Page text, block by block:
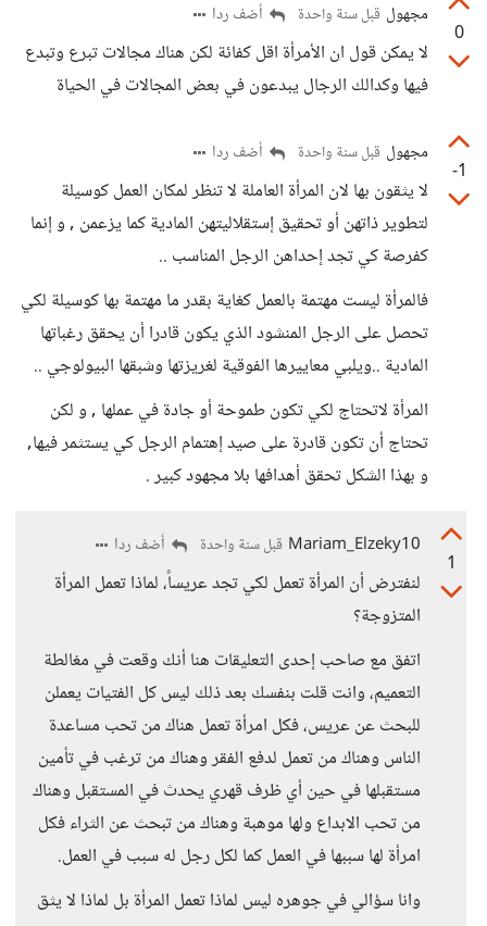
0
مجهول قبل سنة واحدة أضف ردا
لا يمكن قول ان الأمرأة اقل كفائة لكن هناك مجالات تبرع وتبدع
فيها وكدالك الرجال يبدعون في بعض المجالات في الحياة
-1
مجهول قبل سنة واحدة أضف ردا
لا يثقون بها لان المرأة العاملة لا تنظر لمكان العمل كوسيلة
لتطوير ذاتهن أو تحقيق إستقلاليتهن المادية كما يزعمن , و إنما
كفرصة كي تجد إحداهن الرجل المناسب ..
فالمرأة ليست مهتمة بالعمل كغاية بقدر ما مهتمة بها كوسيلة لكي
تحصل على الرجل المنشود الذي يكون قادرا أن يحقق رغباتها
المادية ..ويلبي معاييرها الفوقية لغريزتها وشبقها البيولوجي ..
المرأة لاتحتاج لكي تكون طموحة أو جادة في عملها , و لكن
تحتاج أن تكون قادرة على صيد إهتمام الرجل كي يستثمر فيها,
و بهذا الشكل تحقق أهدافها بلا مجهود كبير .
1
Mariam_Elzeky10 قبل سنة واحدة أضف ردا
لنفترض أن المرأة تعمل لكي تجد عريساً، لماذا تعمل المرأة
المتزوجة؟
اتفق مع صاحب إحدى التعليقات هنا أنك وقعت في مغالطة
التعميم، وانت قلت بنفسك بعد ذلك ليس كل الفتيات يعملن
للبحث عن عريس، فكل امرأة تعمل هناك من تحب مساعدة
الناس وهناك من تعمل لدفع الفقر وهناك من ترغب في تأمين
مستقبلها في حين أي ظرف قهري يحدث في المستقبل وهناك
من تحب الابداع ولها موهبة وهناك من تبحث عن الثراء فكل
امرأة لها سببها في العمل كما لكل رجل له سبب في العمل.
وانا سؤالي في جوهره ليس لماذا تعمل المرأة بل لماذا لا يثق